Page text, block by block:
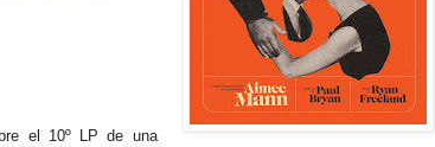
el 10º LP de una